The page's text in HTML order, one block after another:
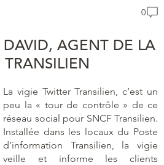
0
DAVID, AGENT DE LA
La vigie Twitter Transilien, c’est un
peu la « tour de contrôle » de ce
réseau social pour SNCF Transilien.
Installée dans les locaux du Poste
d’information Transilien, la vigie
veille et informe les clients